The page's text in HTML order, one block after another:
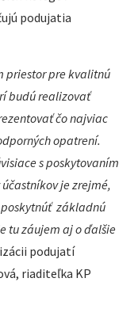
podujatia
priestor pre kvalitnú
budú realizovať
čo najviac
opatrení.
s poskytovaním
je zrejmé,
poskytnúť základnú
tu záujem aj o ďalšie
podujatí
riaditeľka KP